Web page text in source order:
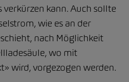
kann. Auch sollte
wie es an der
nach Möglichkeit
wo mit
wird, vorgezogen werden.